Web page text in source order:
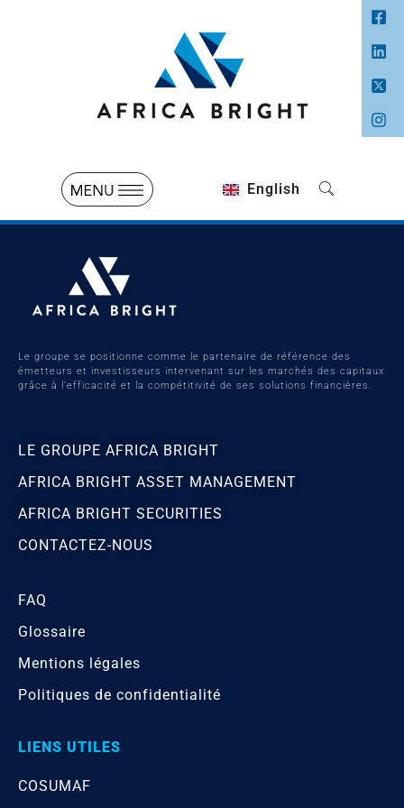
English
Le groupe se positionne comme le partenaire de référence des
émetteurs et investisseurs intervenant sur les marchés des capitaux
grâce à l’efficacité et la compétitivité de ses solutions financières.
LE GROUPE AFRICA BRIGHT
AFRICA BRIGHT ASSET MANAGEMENT
AFRICA BRIGHT SECURITIES
CONTACTEZ-NOUS
FAQ
Glossaire
Mentions légales
Politiques de confidentialité
LIENS UTILES
COSUMAF